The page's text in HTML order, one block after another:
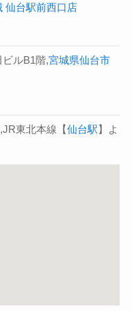
仙台駅前西口店
ルB1階,宮城県仙台市
東北本線【仙台駅】よ